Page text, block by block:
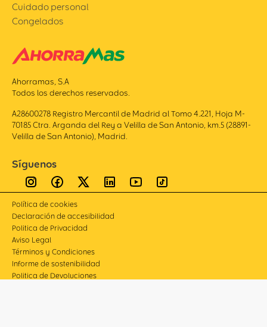
Cuidado personal
Congelados
Ahorramas, S.A
Todos los derechos reservados.
A28600278 Registro Mercantil de Madrid al Tomo 4.221, Hoja M-
70185 Ctra. Arganda del Rey a Velilla de San Antonio, km.5 (28891-
Velilla de San Antonio), Madrid.
Síguenos
Política de cookies
Declaración de accesibilidad
Politica de Privacidad
Aviso Legal
Términos y Condiciones
Informe de sostenibilidad
Politica de Devoluciones